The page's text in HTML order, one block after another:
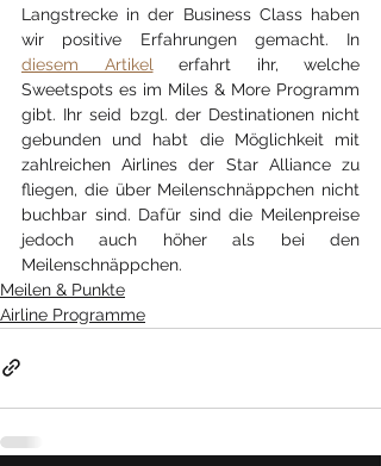
Langstrecke in der Business Class haben
diesem Artikel erfahrt ihr, welche
Sweetspots es im Miles & More Programm
gibt. Ihr seid bzgl. der Destinationen nicht
gebunden und habt die Möglichkeit mit
zahlreichen Airlines der Star Alliance zu
fliegen, die über Meilenschnäppchen nicht
buchbar sind. Dafür sind die Meilenpreise
jedoch auch höher als bei den
Meilenschnäppchen.
Meilen & Punkte
Airline Programme